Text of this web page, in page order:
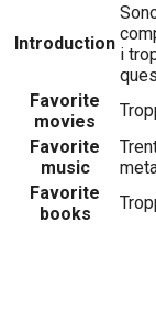
Introduction
i
Favorite
movies
Favorite
music
Favorite
books